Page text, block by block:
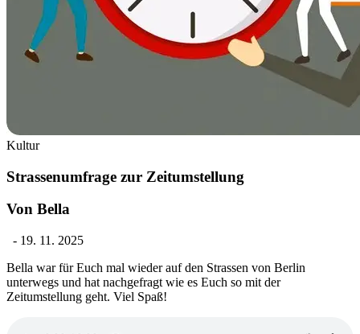
Kultur
Strassenumfrage zur Zeitumstellung
Von Bella
- 19. 11. 2025
Bella war für Euch mal wieder auf den Strassen von Berlin
unterwegs und hat nachgefragt wie es Euch so mit der
Zeitumstellung geht. Viel Spaß!